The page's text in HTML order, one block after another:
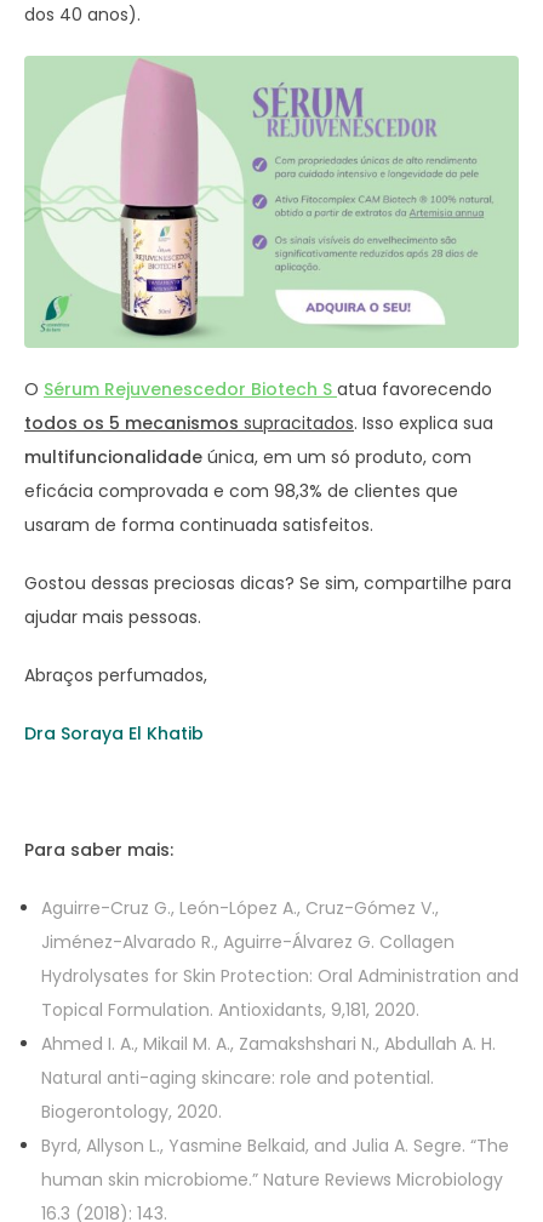
dos 40 anos).
O Sérum Rejuvenescedor Biotech S atua favorecendo
todos os 5 mecanismos supracitados. Isso explica sua
multifuncionalidade única, em um só produto, com
eficácia comprovada e com 98,3% de clientes que
usaram de forma continuada satisfeitos.
Gostou dessas preciosas dicas? Se sim, compartilhe para
ajudar mais pessoas.
Abraços perfumados,
Dra Soraya El Khatib
Para saber mais:
Aguirre-Cruz G., León-López A., Cruz-Gómez V.,
Jiménez-Alvarado R., Aguirre-Álvarez G. Collagen
Hydrolysates for Skin Protection: Oral Administration and
Topical Formulation. Antioxidants, 9,181, 2020.
Ahmed I. A., Mikail M. A., Zamakshshari N., Abdullah A. H.
Natural anti-aging skincare: role and potential.
Biogerontology, 2020.
Byrd, Allyson L., Yasmine Belkaid, and Julia A. Segre. “The
human skin microbiome.” Nature Reviews Microbiology
16.3 (2018): 143.